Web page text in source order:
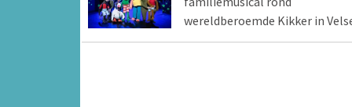
wereldberoemde Kikker in